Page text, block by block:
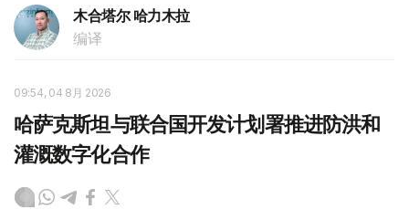
木合塔尔 哈力木拉
编译
09:54, 04 8月 2026
哈萨克斯坦与联合国开发计划署推进防洪和
灌溉数字化合作